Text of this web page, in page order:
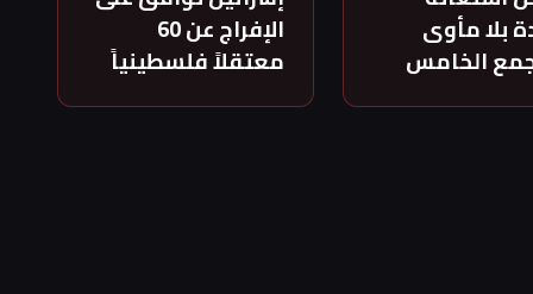
بلا مأوى
الخامس
الإفراج عن 60
معتقلاً فلسطينياً